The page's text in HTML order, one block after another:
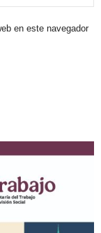
en este navegador